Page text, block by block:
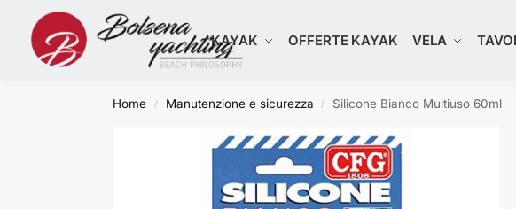
KAYAK OFFERTE KAYAK VELA
Cerca
Home / Manutenzione e sicurezza / Silicone Bianco Multiuso 60ml